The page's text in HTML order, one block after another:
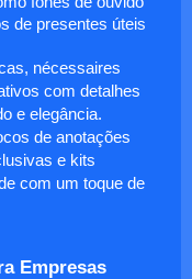
de presentes úteis
nécessaires
com detalhes
e elegância.
de anotações
e kits
com um toque de
Empresas